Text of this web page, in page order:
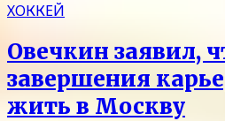
ХОККЕЙ
Овечкин заявил,
завершения
жить в Москву